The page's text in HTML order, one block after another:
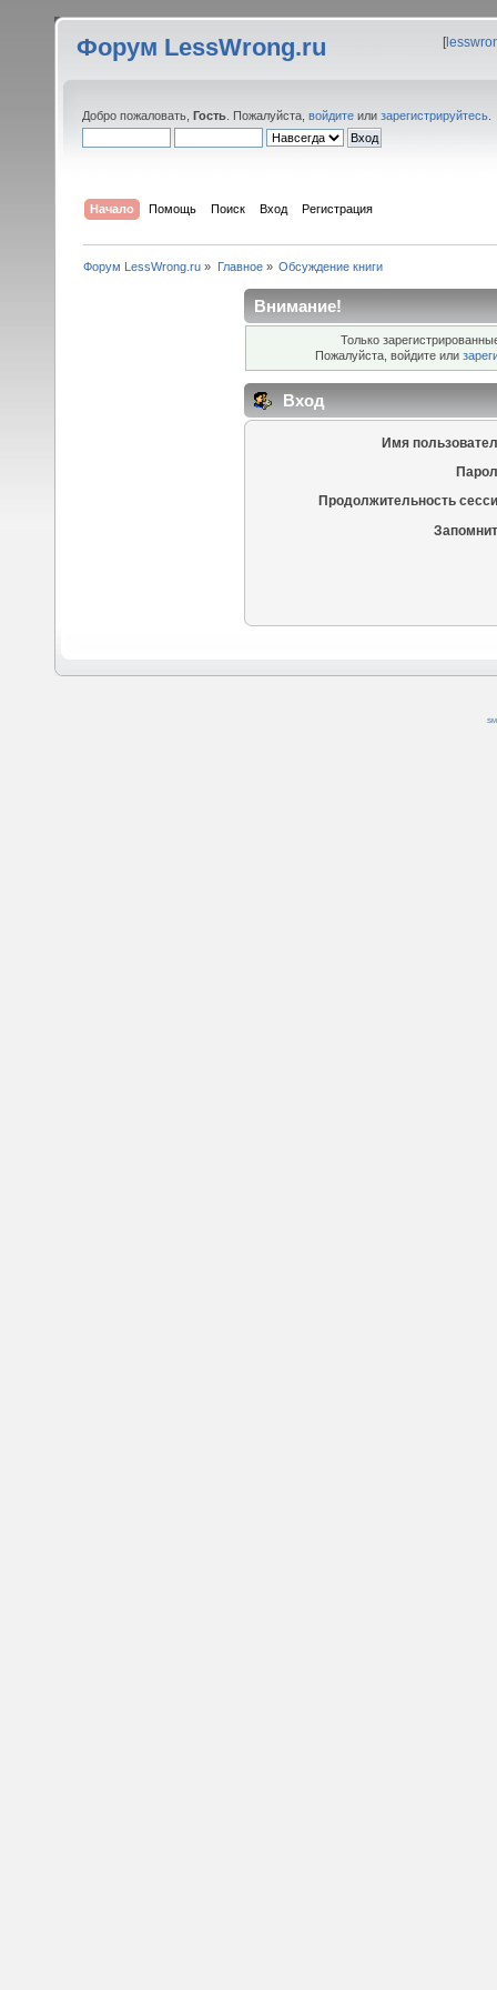
Форум LessWrong.ru [
Добро пожаловать, Гость . Пожалуйста, войдите или зарегистрируйтесь
Начало Помощь Поиск Вход Регистрация
Форум LessWrong.ru » Главное» Обсуждение книги
Внимание!
Только
Пожалуйста, войдите или
Вход
Имя
Продолжительность